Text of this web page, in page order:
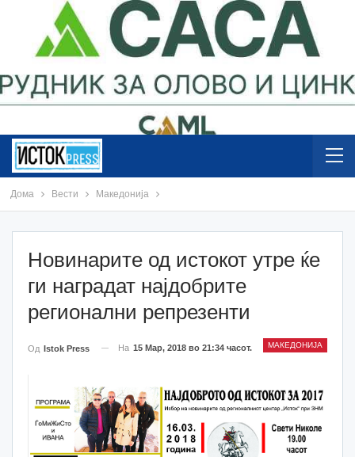
Дома Вести Македонија
Новинарите од истокот утре ќе
ги наградат најдобрите
регионални репрезенти
МАКЕДОНИЈА
Од Istok Press На 15 Мар, 2018 во 21:34 часот.